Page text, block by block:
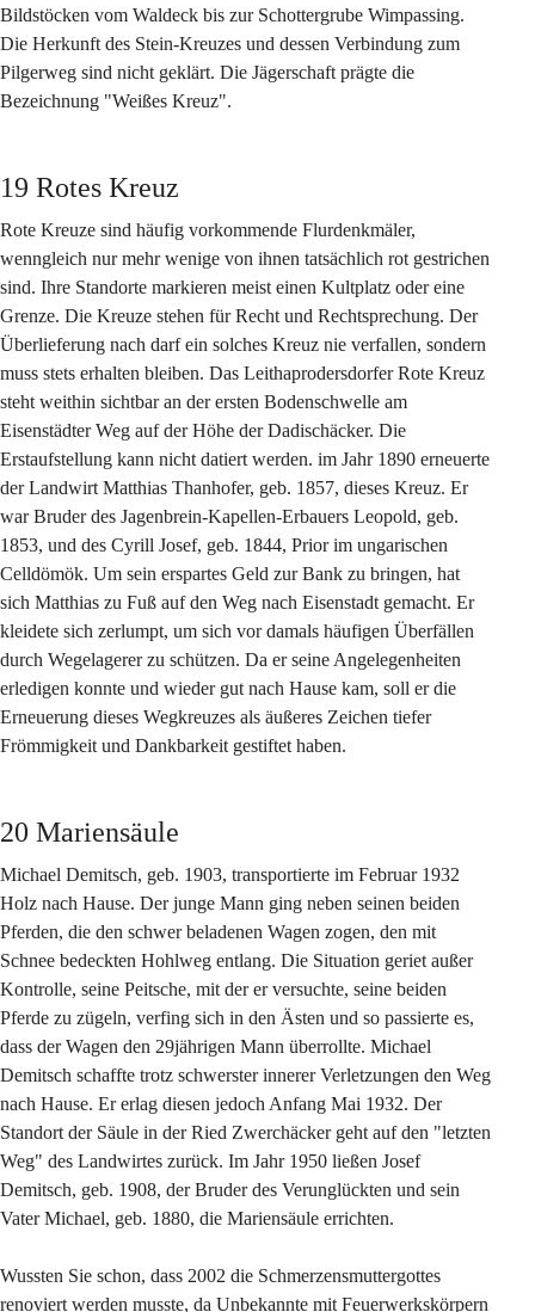
Bildstöcken vom Waldeck bis zur Schottergrube Wimpassing.
Die Herkunft des Stein-Kreuzes und dessen Verbindung zum
Pilgerweg sind nicht geklärt. Die Jägerschaft prägte die
Bezeichnung "Weißes Kreuz".
19 Rotes Kreuz
Rote Kreuze sind häufig vorkommende Flurdenkmäler,
wenngleich nur mehr wenige von ihnen tatsächlich rot gestrichen
sind. Ihre Standorte markieren meist einen Kultplatz oder eine
Grenze. Die Kreuze stehen für Recht und Rechtsprechung. Der
Überlieferung nach darf ein solches Kreuz nie verfallen, sondern
muss stets erhalten bleiben. Das Leithaprodersdorfer Rote Kreuz
steht weithin sichtbar an der ersten Bodenschwelle am
Eisenstädter Weg auf der Höhe der Dadischäcker. Die
Erstaufstellung kann nicht datiert werden. im Jahr 1890 erneuerte
der Landwirt Matthias Thanhofer, geb. 1857, dieses Kreuz. Er
war Bruder des Jagenbrein-Kapellen-Erbauers Leopold, geb.
1853, und des Cyrill Josef, geb. 1844, Prior im ungarischen
Celldömök. Um sein erspartes Geld zur Bank zu bringen, hat
sich Matthias zu Fuß auf den Weg nach Eisenstadt gemacht. Er
kleidete sich zerlumpt, um sich vor damals häufigen Überfällen
durch Wegelagerer zu schützen. Da er seine Angelegenheiten
erledigen konnte und wieder gut nach Hause kam, soll er die
Erneuerung dieses Wegkreuzes als äußeres Zeichen tiefer
Frömmigkeit und Dankbarkeit gestiftet haben.
20 Mariensäule
Michael Demitsch, geb. 1903, transportierte im Februar 1932
Holz nach Hause. Der junge Mann ging neben seinen beiden
Pferden, die den schwer beladenen Wagen zogen, den mit
Schnee bedeckten Hohlweg entlang. Die Situation geriet außer
Kontrolle, seine Peitsche, mit der er versuchte, seine beiden
Pferde zu zügeln, verfing sich in den Ästen und so passierte es,
dass der Wagen den 29jährigen Mann überrollte. Michael
Demitsch schaffte trotz schwerster innerer Verletzungen den Weg
nach Hause. Er erlag diesen jedoch Anfang Mai 1932. Der
Standort der Säule in der Ried Zwerchäcker geht auf den "letzten
Weg" des Landwirtes zurück. Im Jahr 1950 ließen Josef
Demitsch, geb. 1908, der Bruder des Verunglückten und sein
Vater Michael, geb. 1880, die Mariensäule errichten.
Wussten Sie schon, dass 2002 die Schmerzensmuttergottes
renoviert werden musste, da Unbekannte mit Feuerwerkskörpern